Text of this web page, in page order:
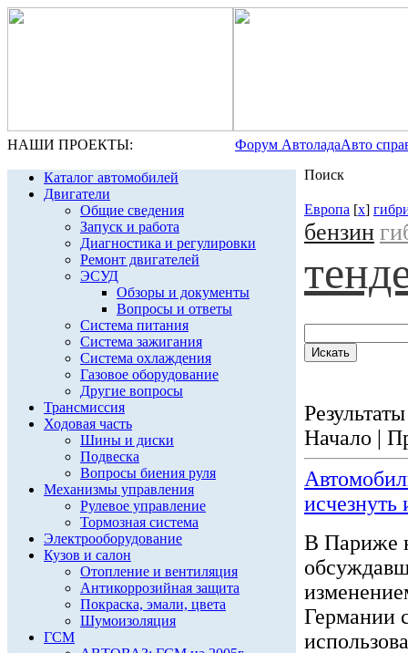
НАШИ ПРОЕКТЫ: Форум АвтоладаАвто
Каталог автомобилей
Двигатели
Общие сведения
Запуск и работа
Диагностика и регулировки
Ремонт двигателей
ЭСУД
Обзоры и документы
Вопросы и ответы
Система питания
Система зажигания
Система охлаждения
Газовое оборудование
Другие вопросы
Трансмиссия
Ходовая часть
Шины и диски
Подвеска
Вопросы биения руля
Механизмы управления
Рулевое управление
Тормозная система
Электрооборудование
Кузов и салон
Отопление и вентиляция
Антикоррозийная защита
Покраска, эмали, цвета
Шумоизоляция
ГСМ
Поиск
Европа [x]
бензин
Начало |
В Париже
Германии